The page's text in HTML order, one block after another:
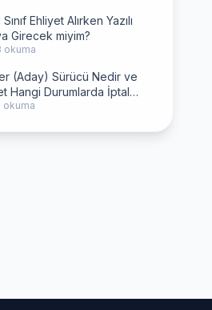
Sınıf Ehliyet Alırken Yazılı
Girecek miyim?
okuma
(Aday) Sürücü Nedir ve
Hangi Durumlarda İptal
okuma